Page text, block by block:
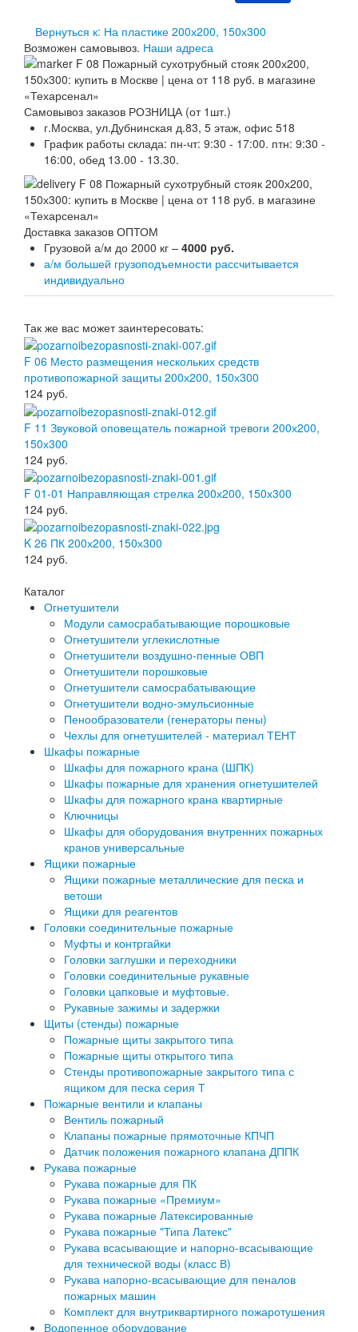
Публичная оферта
Сертификаты
Вопрос-Ответ
Контакты
Вернуться к: На пластике 200х200, 150х300
Возможен самовывоз. Наши адреса
Самовывоз заказов РОЗНИЦА (от 1шт.)
г.Москва, ул.Дубнинская д.83, 5 этаж, офис 518
График работы склада: пн-чт: 9:30 - 17:00. птн: 9:30 -
16:00, обед 13.00 - 13.30.
Доставка заказов ОПТОМ
Грузовой а/м до 2000 кг – 4000 руб.
а/м большей грузоподъемности рассчитывается
индивидуально
Так же вас может заинтересовать:
F 06 Место размещения нескольких средств
противопожарной защиты 200х200, 150х300
124 руб.
F 11 Звуковой оповещатель пожарной тревоги 200х200,
150х300
124 руб.
F 01-01 Направляющая стрелка 200х200, 150х300
124 руб.
K 26 ПК 200х200, 150х300
124 руб.
Каталог
Огнетушители
Модули самосрабатывающие порошковые
Огнетушители углекислотные
Огнетушители воздушно-пенные ОВП
Огнетушители порошковые
Огнетушители самосрабатывающие
Огнетушители водно-эмульсионные
Пенообразователи (генераторы пены)
Чехлы для огнетушителей - материал ТЕНТ
Шкафы пожарные
Шкафы для пожарного крана (ШПК)
Шкафы пожарные для хранения огнетушителей
Шкафы для пожарного крана квартирные
Ключницы
Шкафы для оборудования внутренних пожарных
кранов универсальные
Ящики пожарные
Ящики пожарные металлические для песка и
ветоши
Ящики для реагентов
Головки соединительные пожарные
Муфты и контргайки
Головки заглушки и переходники
Головки соединительные рукавные
Головки цапковые и муфтовые.
Рукавные зажимы и задержки
Щиты (стенды) пожарные
Пожарные щиты закрытого типа
Пожарные щиты открытого типа
Стенды противопожарные закрытого типа с
ящиком для песка серия Т
Пожарные вентили и клапаны
Вентиль пожарный
Клапаны пожарные прямоточные КПЧП
Датчик положения пожарного клапана ДППК
Рукава пожарные
Рукава пожарные для ПК
Рукава пожарные «Премиум»
Рукава пожарные Латексированные
Рукава пожарные "Типа Латекс"
Рукава всасывающие и напорно-всасывающие
для технической воды (класс В)
Рукава напорно-всасывающие для пеналов
пожарных машин
Комплект для внутриквартирного пожаротушения
Водопенное оборудование